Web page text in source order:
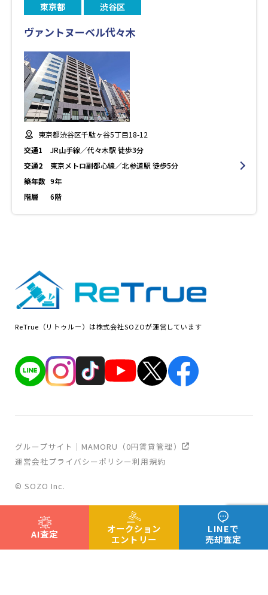
東京都 渋谷区
ヴァントヌーベル代々木
東京都渋谷区千駄ヶ谷5丁目18-12
交通1
JR山手線／代々木駅 徒歩3分
交通2
東京メトロ副都心線／北参道駅 徒歩5分
築年数 9年
階層
6階
AI査定
オークション
エントリー
LINEで
売却査定
ReTrue（リトゥルー）は株式会社SOZOが運営しています
運営会社プライバシーポリシー利用規約
グループサイト｜MAMORU（0円賃貸管理）
© SOZO Inc.